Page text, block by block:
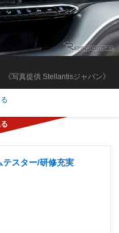
《写真提供 Stellantisジャパン》
テスター/研修充実